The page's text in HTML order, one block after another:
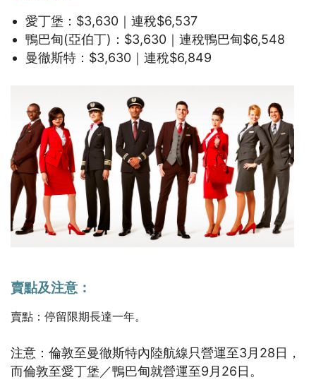
愛丁堡：$3,630｜連稅$6,537
鴨巴甸(亞伯丁)：$3,630｜連稅鴨巴甸$6,548
曼徹斯特：$3,630｜連稅$6,849
賣點及注意：
賣點：停留限期長達一年。
注意：倫敦至曼徹斯特內陸航線只營運至3月28日，
而倫敦至愛丁堡／鴨巴甸就營運至9月26日。